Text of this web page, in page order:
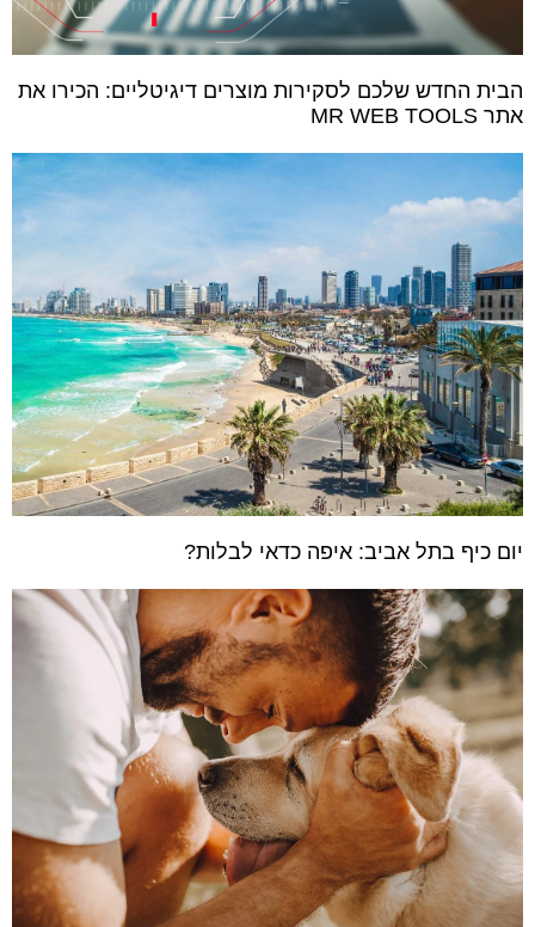
הבית החדש שלכם לסקירות מוצרים דיגיטליים: הכירו את
אתר MR WEB TOOLS
יום כיף בתל אביב: איפה כדאי לבלות?